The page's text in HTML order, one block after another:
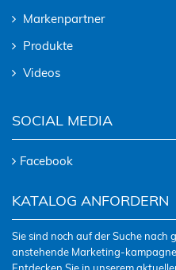
Markenpartner
Produkte
Videos
SOCIAL MEDIA
Facebook
KATALOG ANFORDERN
Sie sind noch auf der Suche
anstehende Marketing-